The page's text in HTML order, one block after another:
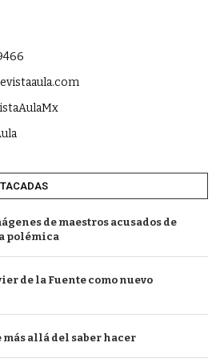
de maestros acusados de
polémica
de la Fuente como nuevo
allá del saber hacer